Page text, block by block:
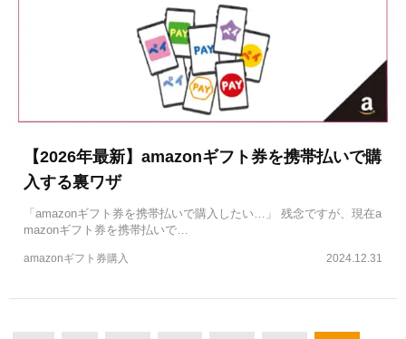
【2026年最新】amazonギフト券を携帯払いで購
入する裏ワザ
「amazonギフト券を携帯払いで購入したい…」 残念ですが、現在a
mazonギフト券を携帯払いで…
2024.12.31
amazonギフト券購入